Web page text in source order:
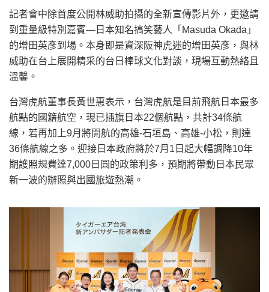
記者會中除首度公開林威助拍攝的全新宣傳影片外，更邀請
到重量級特別嘉賓—日本知名搞笑藝人「Masuda Okada」
的增田英彥到場。本身即是資深阪神虎迷的增田英彥，與林
威助在台上展開精采的台日棒球文化對談，現場互動熱絡且
溫馨。
台灣虎航董事長黃世惠表示，台灣虎航是目前飛航日本最多
航點的國籍航空，現已插旗日本22個航點，共計34條航
線，若再加上9月將開航的高雄-石垣島、高雄-小松，則達
36條航線之多。迎接日本政府將於7月1日起大幅調降10年
期護照規費達7,000日圓的政策利多，預期將帶動日本民眾
新一波的辦照與出國旅遊熱潮。